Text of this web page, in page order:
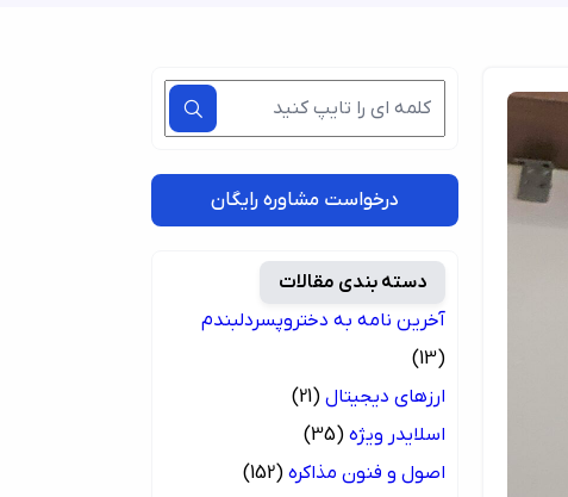
درخواست مشاوره رایگان
دسته بندی مقالات
آخرین نامه به دختروپسردلبندم
(13)
ارزهای دیجیتال (21)
اسلایدر ویژه (35)
اصول و فنون مذاکره (152)